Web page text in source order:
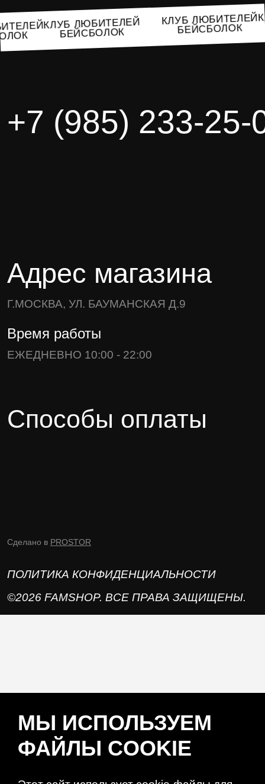
КЛУБ ЛЮБИТЕЛЕЙ
БЕЙСБОЛОК
КЛУБ
БЕЙСБОЛОК
+7 (985) 233-25-
Адрес магазина
Г.МОСКВА, УЛ. БАУМАНСКАЯ Д.9
Время работы
ЕЖЕДНЕВНО 10:00 - 22:00
Способы оплаты
Сделано в PROSTOR
ПОЛИТИКА КОНФИДЕНЦИАЛЬНОСТИ
©2026 FAMSHOP. ВСЕ ПРАВА ЗАЩИЩЕНЫ.
МЫ ИСПОЛЬЗУЕМ
ФАЙЛЫ COOKIE